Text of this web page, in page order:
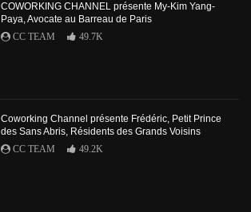
COWORKING CHANNEL présente My-Kim Yang-
Paya, Avocate au Barreau de Paris
CC TEAM
49.7K
Coworking Channel présente Frédéric, Petit Prince
des Sans Abris, Résidents des Grands Voisins
CC TEAM
49.2K